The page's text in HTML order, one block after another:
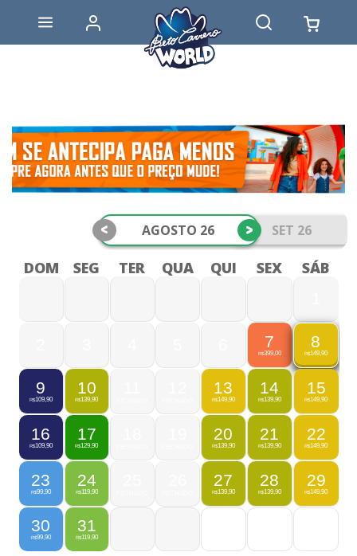
AGOSTO 26 SET 26
< >
DOM SEG TER QUA QUI SEX SÁB
7
R$399,00
8
R$149,90
9
R$109,90
10
R$139,90
13
R$149,90
14
R$139,90
15
R$149,90
16
R$109,90
17
R$129,90
20
R$139,90
21
R$139,90
22
R$149,90
23
R$99,90
24
R$119,90
27
R$139,90
28
R$139,90
29
R$149,90
30
R$99,90
31
R$119,90